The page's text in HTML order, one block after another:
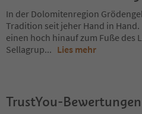
In der Dolomitenregion
Tradition seit jeher Hand in
einen hoch hinauf zum Fuße des
Sellagrup... Lies mehr
TrustYou-Bewertungen